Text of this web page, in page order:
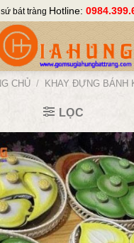
bát tràng Hotline:
CHỦ / KHAY ĐỰNG BÁNH
LỌC